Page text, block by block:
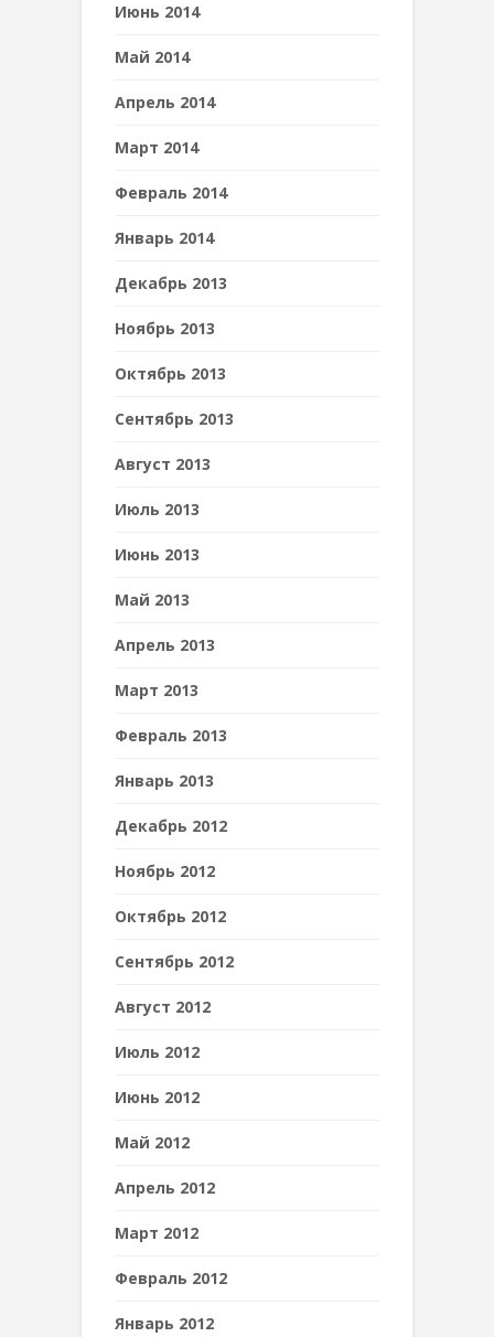
Июнь 2014
Май 2014
Апрель 2014
Март 2014
Февраль 2014
Январь 2014
Декабрь 2013
Ноябрь 2013
Октябрь 2013
Сентябрь 2013
Август 2013
Июль 2013
Июнь 2013
Май 2013
Апрель 2013
Март 2013
Февраль 2013
Январь 2013
Декабрь 2012
Ноябрь 2012
Октябрь 2012
Сентябрь 2012
Август 2012
Июль 2012
Июнь 2012
Май 2012
Апрель 2012
Март 2012
Февраль 2012
Январь 2012